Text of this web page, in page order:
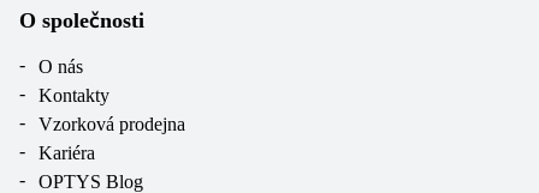
O společnosti
O nás
Kontakty
Vzorková prodejna
Kariéra
OPTYS Blog